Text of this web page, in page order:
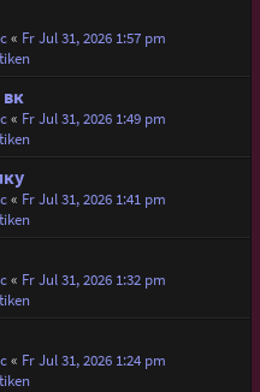
« Fr Jul 31, 2026 1:57 pm
« Fr Jul 31, 2026 1:49 pm
« Fr Jul 31, 2026 1:41 pm
« Fr Jul 31, 2026 1:32 pm
« Fr Jul 31, 2026 1:24 pm